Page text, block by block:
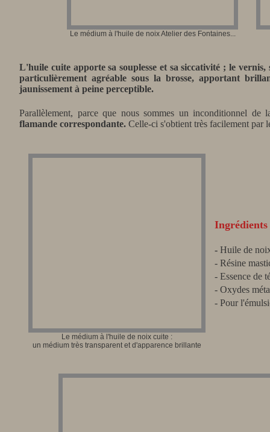
Le médium à l'huile de noix Atelier des Fontaines...
L'huile cuite apporte sa souplesse et sa siccativité ; le
particulièrement agréable sous la brosse, apportant
jaunissement à peine perceptible.
Parallèlement, parce que nous sommes un inconditionnel de
flamande correspondante. Celle-ci s'obtient très facilement par
Le médium à l'huile de noix cuite :
un médium très transparent et d'apparence brillante
Ingrédients
- Huile de
- Résine
- Essence de
- Oxydes
- Pour